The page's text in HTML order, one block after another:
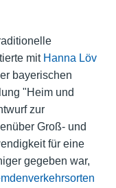
mit Hanna Löv
bayerischen
"Heim und
zur
Groß- und
für eine
gegeben war,